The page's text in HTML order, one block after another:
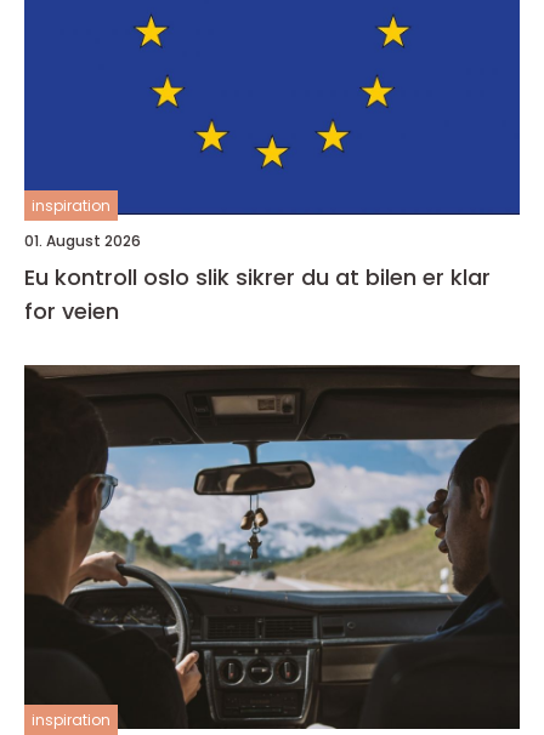
inspiration
01. August 2026
Eu kontroll oslo slik sikrer du at bilen er klar
for veien
inspiration